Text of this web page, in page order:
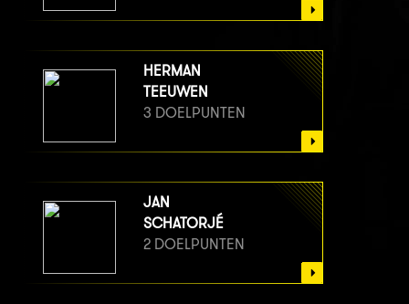
HERMAN
TEEUWEN
3 DOELPUNTEN
JAN
SCHATORJÉ
2 DOELPUNTEN